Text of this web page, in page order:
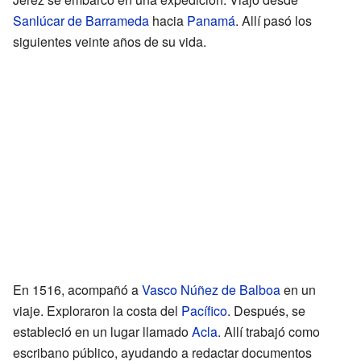
Sanlúcar de Barrameda hacia Panamá. Allí pasó los
siguientes veinte años de su vida.
En 1516, acompañó aVasco Núñez de Balboaen un
viaje. Exploraron la costa del Pacífico. Después, se
estableció en un lugar llamadoAcla. Allí trabajó como
escribano público, ayudando a redactar documentos